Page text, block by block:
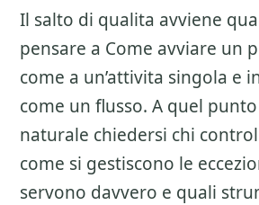
Il salto di qualita avviene
pensare a Come avviare un
come a un’attivita singola e
come un flusso. A quel
naturale chiedersi chi
come si gestiscono le
servono davvero e quali